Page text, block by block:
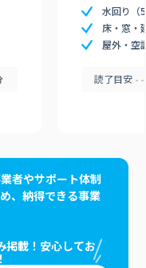
水回り（
床・窓・
屋外・空
読了目安
者やサポート体制
、納得できる事業
掲載！安心してお